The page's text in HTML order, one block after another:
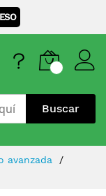
Buscar
avanzada